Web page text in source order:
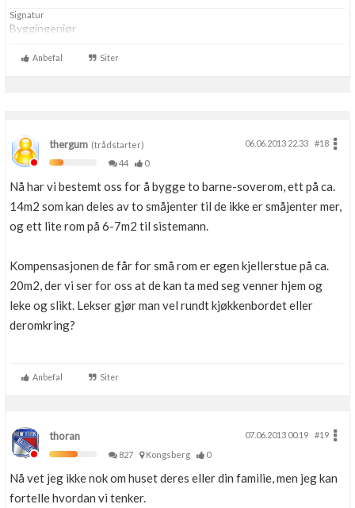
Signatur
Byggingeniør
Anbefal Siter
thergum (trådstarter) 06.06.2013 22.33
#18
44
0
Nå har vi bestemt oss for å bygge to barne-soverom, ett på ca.
14m2 som kan deles av to småjenter til de ikke er småjenter mer,
og ett lite rom på 6-7m2 til sistemann.
Kompensasjonen de får for små rom er egen kjellerstue på ca.
20m2, der vi ser for oss at de kan ta med seg venner hjem og
leke og slikt. Lekser gjør man vel rundt kjøkkenbordet eller
deromkring?
Anbefal Siter
thoran 07.06.2013 00.19
#19
827
Kongsberg 0
Nå vet jeg ikke nok om huset deres eller din familie, men jeg kan
fortelle hvordan vi tenker.